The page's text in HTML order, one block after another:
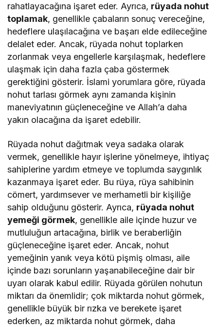
rahatlayacağına işaret eder. Ayrıca, rüyada nohut
toplamak, genellikle çabaların sonuç vereceğine,
hedeflere ulaşılacağına ve başarı elde edileceğine
delalet eder. Ancak, rüyada nohut toplarken
zorlanmak veya engellerle karşılaşmak, hedeflere
ulaşmak için daha fazla çaba göstermek
gerektiğini gösterir. İslami yorumlara göre, rüyada
nohut tarlası görmek aynı zamanda kişinin
maneviyatının güçleneceğine ve Allah’a daha
yakın olacağına da işaret edebilir.
Rüyada nohut dağıtmak veya sadaka olarak
vermek, genellikle hayır işlerine yönelmeye, ihtiyaç
sahiplerine yardım etmeye ve toplumda saygınlık
kazanmaya işaret eder. Bu rüya, rüya sahibinin
cömert, yardımsever ve merhametli bir kişiliğe
sahip olduğunu gösterir. Ayrıca, rüyada nohut
yemeği görmek, genellikle aile içinde huzur ve
mutluluğun artacağına, birlik ve beraberliğin
güçleneceğine işaret eder. Ancak, nohut
yemeğinin yanık veya kötü pişmiş olması, aile
içinde bazı sorunların yaşanabileceğine dair bir
uyarı olarak kabul edilir. Rüyada görülen nohutun
miktarı da önemlidir; çok miktarda nohut görmek,
genellikle büyük bir rızka ve berekete işaret
ederken, az miktarda nohut görmek, daha